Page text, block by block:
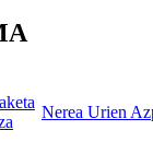
Nerea Urien